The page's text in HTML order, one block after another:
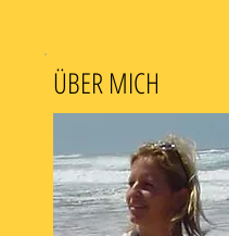
ÜBER MICH